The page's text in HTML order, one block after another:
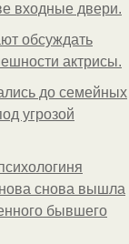
входные двери.
обсуждать
актрисы.
до семейных
угрозой
снова вышла
бывшего